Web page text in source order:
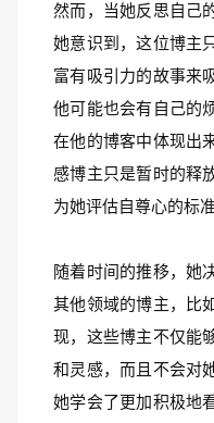
然而，当她反思自己
她意识到，这位博主
富有吸引力的故事来
他可能也会有自己的
在他的博客中体现出
感博主只是暂时的释
为她评估自尊心的标准
随着时间的推移，她
其他领域的博主，比
现，这些博主不仅能
和灵感，而且不会对
她学会了更加积极地